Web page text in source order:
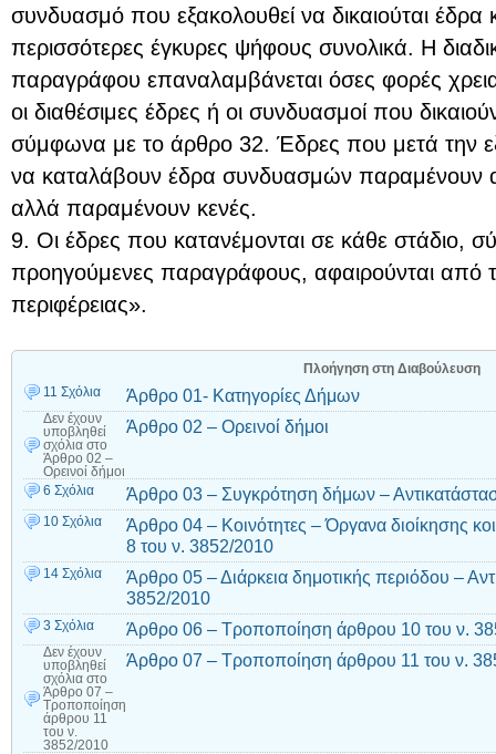
συνδυασμό που εξακολουθεί να δικαιούται έδρα
περισσότερες έγκυρες ψήφους συνολικά. Η
παραγράφου επαναλαμβάνεται όσες φορές
οι διαθέσιμες έδρες ή οι συνδυασμοί που
σύμφωνα με το άρθρο 32. Έδρες που μετά την
να καταλάβουν έδρα συνδυασμών παραμένουν
αλλά παραμένουν κενές.
9. Οι έδρες που κατανέμονται σε κάθε στάδιο,
προηγούμενες παραγράφους, αφαιρούνται από
περιφέρειας».
Πλοήγηση στη Διαβούλευση
11 Σχόλια
Άρθρο 01- Κατηγορίες Δήμων
Δεν έχουν
υποβληθεί
σχόλια στο
Άρθρο 02 –
Ορεινοί δήμοι
Άρθρο 02 – Ορεινοί δήμοι
6 Σχόλια Άρθρο 03 – Συγκρότηση δήμων –
10 Σχόλια
Άρθρο 04 – Κοινότητες – Όργανα διοίκησης
8 του ν. 3852/2010
14 Σχόλια
Άρθρο 05 – Διάρκεια δημοτικής περιόδου –
3852/2010
3 Σχόλια Άρθρο 06 – Τροποποίηση άρθρου 10 του ν.
Δεν έχουν
υποβληθεί
σχόλια στο
Άρθρο 07 –
Τροποποίηση
άρθρου 11
του ν.
3852/2010
Άρθρο 07 – Τροποποίηση άρθρου 11 του ν.